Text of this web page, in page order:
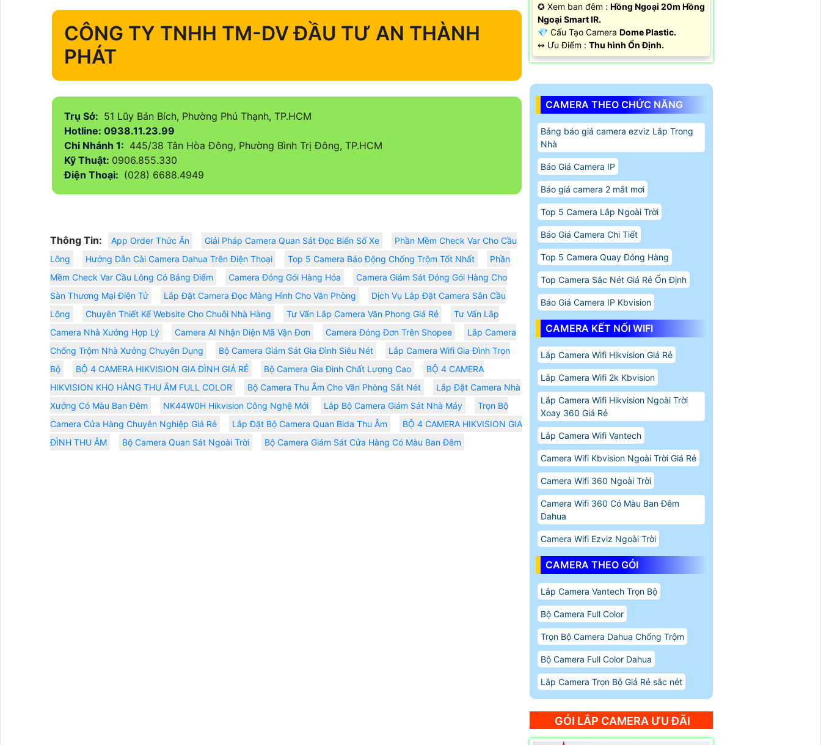
CÔNG TY TNHH TM-DV ĐẦU TƯ AN THÀNH
PHÁT
Trụ Sở: 51 Lũy Bán Bích, Phường Phú Thạnh, TP.HCM
Hotline: 0938.11.23.99
Chi Nhánh 1: 445/38 Tân Hòa Đông, Phường Bình Trị Đông, TP.HCM
Kỹ Thuật: 0906.855.330
Điện Thoại: (028) 6688.4949
Thông Tin: App Order Thức Ăn Giải Pháp Camera Quan Sát Đọc Biển Số Xe
Phần Mềm Check Var Cho Cầu
Lông
Hướng Dẫn Cài Camera Dahua Trên Điện Thoại Top 5 Camera Báo Động Chống Trộm Tốt Nhất
Phần
Mềm Check Var Cầu Lông Có Bảng Điểm
Camera Đóng Gói Hàng Hóa
Camera Giám Sát Đóng Gói Hàng Cho
Sàn Thương Mại Điện Tử
Lắp Đặt Camera Đọc Màng Hình Cho Văn Phòng
Dịch Vụ Lắp Đặt Camera Sân Cầu
Lông
Chuyên Thiết Kế Website Cho Chuỗi Nhà Hàng Tư Vấn Lắp Camera Văn Phong Giá Rẻ
Tư Vấn Lắp
Camera Nhà Xưởng Hợp Lý
Camera AI Nhận Diện Mã Vận Đơn Camera Đóng Đơn Trên Shopee
Lắp Camera
Chống Trộm Nhà Xưởng Chuyên Dụng
Bộ Camera Giám Sát Gia Đình Siêu Nét
Lắp Camera Wifi Gia Đình Trọn
Bộ
BỘ 4 CAMERA HIKVISION GIA ĐÌNH GIÁ RẺ Bộ Camera Gia Đình Chất Lượng Cao
BỘ 4 CAMERA
HIKVISION KHO HÀNG THU ÂM FULL COLOR
Bộ Camera Thu Âm Cho Văn Phòng Sắt Nét
Lắp Đặt Camera Nhà
Xưởng Có Màu Ban Đêm
NK44W0H Hikvision Công Nghệ Mới Lắp Bộ Camera Giám Sát Nhà Máy
Trọn Bộ
Camera Cửa Hàng Chuyên Nghiệp Giá Rẻ
Lắp Đặt Bộ Camera Quan Bida Thu Âm
BỘ 4 CAMERA HIKVISION GIA
ĐÌNH THU ÂM
Bộ Camera Quan Sát Ngoài Trời Bộ Camera Giám Sát Cửa Hàng Có Màu Ban Đêm
✪ Xem ban đêm : Hồng Ngoại 20m Hồng
Ngoại Smart IR.
💎 Cấu Tạo Camera Dome Plastic.
️↭ Ưu Điểm : Thu hình Ổn Định.
CAMERA THEO CHỨC NĂNG
Bảng báo giá camera ezviz Lắp Trong
Nhà
Báo Giá Camera IP
Báo giá camera 2 mắt mơi
Top 5 Camera Lắp Ngoài Trời
Báo Giá Camera Chi Tiết
Top 5 Camera Quay Đóng Hàng
Top Camera Sắc Nét Giá Rẻ Ổn Định
Báo Giá Camera IP Kbvision
CAMERA KẾT NỐI WIFI
Lắp Camera Wifi Hikvision Giá Rẻ
Lắp Camera Wifi 2k Kbvision
Lắp Camera Wifi Hikvision Ngoài Trời
Xoay 360 Giá Rẻ
Lắp Camera Wifi Vantech
Camera Wifi Kbvision Ngoài Trời Giá Rẻ
Camera Wifi 360 Ngoài Trời
Camera Wifi 360 Có Màu Ban Đêm
Dahua
Camera Wifi Ezviz Ngoài Trời
CAMERA THEO GÓI
Lắp Camera Vantech Trọn Bộ
Bộ Camera Full Color
Trọn Bộ Camera Dahua Chống Trộm
Bộ Camera Full Color Dahua
Lắp Camera Trọn Bộ Giá Rẻ sắc nét
GÓI LẮP CAMERA ƯU ĐÃI